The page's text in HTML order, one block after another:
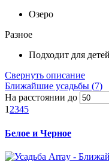
Озеро
Разное
Подходит для детей
Свернуть описание
Ближайшие усадьбы (7)
На расстоянии до
1 2345
Белое и Черное